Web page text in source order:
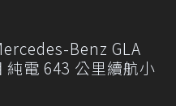
Benz GLA
純電 643 公里續航小